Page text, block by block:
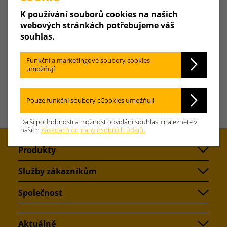
Okruh v kilometrech
Spustit vyhledávání
Produkty
Služby zákazníkům
Společnost
Aktuálně
K používání souborů cookies na našich
webových stránkách potřebujeme váš
souhlas.
Funkční a marketingové soubory cookies
umožňují
Pouze funkční soubory cCookies umožňuji
Další podrobnosti a možnost odvolání souhlasu naleznete v
našich Zásadách ochrany osobních údajů..